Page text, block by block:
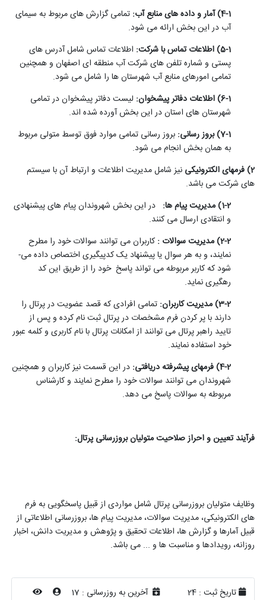
4-1) آمار و داده­ های منابع آب:
تمامی گزارش­ های مربوط به سیمای
آب در این بخش ارائه می­ شود.
5-1) اطلاعات تماس با شرکت:
اطلاعات تماس شامل آدرس­ های
پستی و شماره تلفن­ های شرکت آب منطقه­ ای اصفهان و همچنین
تمامی امورهای منابع آب شهرستان­ ها را شامل می شود.
6-1) اطلاعات دفاتر پیشخوان:
لیست دفاتر پیشخوان در تمامی
شهرستان­ های استان در این بخش آورده شده اند.
7-1) بروز رسانی:
بروز رسانی تمامی موارد فوق توسط متولی مربوط
به همان بخش انجام می شود.
2) فرم­های الکترونیکی
نیز شامل مدیریت اطلاعات و ارتباط آن با سیستم
های شرکت می­ باشد.
1-2) مدیریت پیام ­ها:
در این بخش شهروندان پیام­ های پیشنهادی
و انتقادی ارسال می­ کنند.
2-2) مدیریت سوالات :
کاربران می ­توانند سوالات خود را مطرح
نمایند، و به هر سوال یا پیشنهاد یک کدپیگیری اختصاص داده می­
شود که کاربر مربوطه می ­تواند پاسخ خود را از طریق این کد
رهگیری نماید.
3-2) مدیریت کاربران:
تمامی افرادی که قصد عضویت در پرتال را
دارند با پر کردن فرم مشخصات در پرتال ثبت نام کرده و پس از
تایید راهبر پرتال می­ توانند از امکانات پرتال با نام کاربری و کلمه عبور
خود استفاده نمایند.
4-2) فرم­های پیشرفته دریافتی:
در این قسمت نیز کاربران و همچنین
شهروندان می­ توانند سوالات خود را مطرح نمایند و کارشناس
مربوطه به سوالات پاسخ می­ دهد.
فرآیند تعیین و احراز صلاحیت متولیان بروزرسانی پرتال:
وظایف متولیان بروزرسانی پرتال شامل مواردی از قبیل پاسخگویی به فرم
های الکترونیکی، مدیریت سوالات، مدیریت پیام ها، بروزرسانی اطلاعاتی از
قبیل آمارها و گزارش ها، اطلاعات تحقیق و پژوهش و مدیریت دانش، اخبار
روزانه، رویدادها و مناسبت ها و ... می باشد.
تاریخ ثبت :24
آخرین به روزرسانی : 17